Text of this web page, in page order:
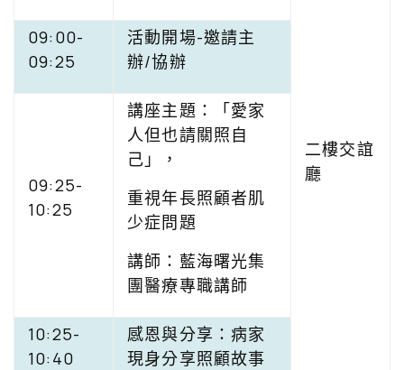
二樓交誼
廳
09:00-
09:25
活動開場-邀請主
辦/協辦
09:25-
10:25
講座主題：「愛家
人但也請關照自
己」，
重視年長照顧者肌
少症問題
講師：藍海曙光集
團醫療專職講師
10:25-
10:40
感恩與分享：病家
現身分享照顧故事